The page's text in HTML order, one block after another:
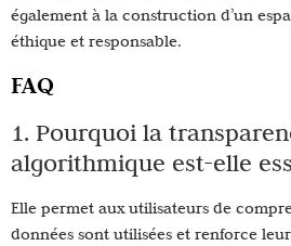
également à la construction d’un
éthique et responsable.
FAQ
1. Pourquoi la
algorithmique est-elle
Elle permet aux utilisateurs de
données sont utilisées et renforce